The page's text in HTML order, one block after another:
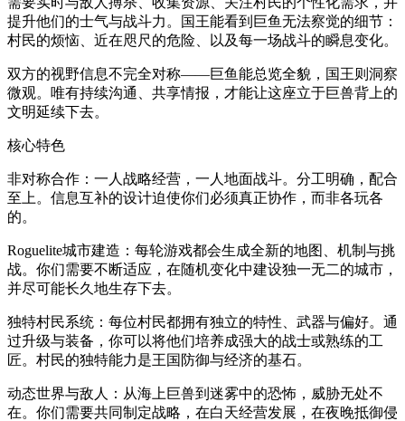
提升他们的士气与战斗力。国王能看到巨鱼无法察觉的细节：
村民的烦恼、近在咫尺的危险、以及每一场战斗的瞬息变化。
双方的视野信息不完全对称——巨鱼能总览全貌，国王则洞察
微观。唯有持续沟通、共享情报，才能让这座立于巨兽背上的
文明延续下去。
核心特色
非对称合作：一人战略经营，一人地面战斗。分工明确，配合
至上。信息互补的设计迫使你们必须真正协作，而非各玩各
的。
Roguelite城市建造：每轮游戏都会生成全新的地图、机制与挑
战。你们需要不断适应，在随机变化中建设独一无二的城市，
并尽可能长久地生存下去。
独特村民系统：每位村民都拥有独立的特性、武器与偏好。通
过升级与装备，你可以将他们培养成强大的战士或熟练的工
匠。村民的独特能力是王国防御与经济的基石。
动态世界与敌人：从海上巨兽到迷雾中的恐怖，威胁无处不
在。你们需要共同制定战略，在白天经营发展，在夜晚抵御侵